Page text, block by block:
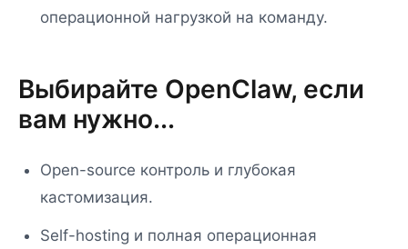
операционной нагрузкой на команду.
Выбирайте OpenClaw, если
вам нужно...
Open-source контроль и глубокая
кастомизация.
Self-hosting и полная операционная